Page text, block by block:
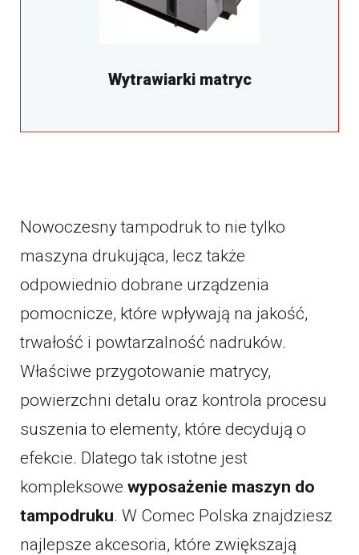
Wytrawiarki matryc
Nowoczesny tampodruk to nie tylko
maszyna drukująca, lecz także
odpowiednio dobrane urządzenia
pomocnicze, które wpływają na jakość,
trwałość i powtarzalność nadruków.
Właściwe przygotowanie matrycy,
powierzchni detalu oraz kontrola procesu
suszenia to elementy, które decydują o
efekcie. Dlatego tak istotne jest
kompleksowe wyposażenie maszyn do
tampodruku. W Comec Polska znajdziesz
najlepsze akcesoria, które zwiększają